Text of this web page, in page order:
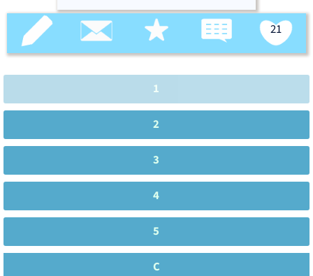
21
1
2
3
4
5
C